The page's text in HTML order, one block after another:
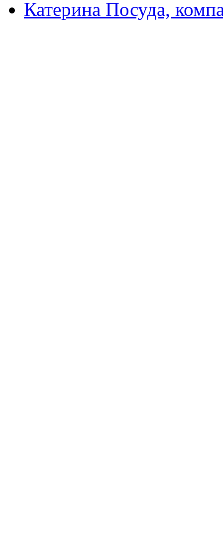
Катерина Посуда,